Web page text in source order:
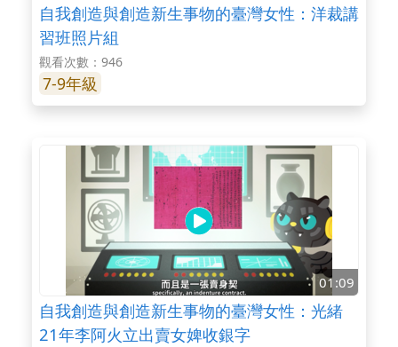
自我創造與創造新生事物的臺灣女性：洋裁講
習班照片組
觀看次數：946
7-9年級
01:09
自我創造與創造新生事物的臺灣女性：光緒
21年李阿火立出賣女婢收銀字